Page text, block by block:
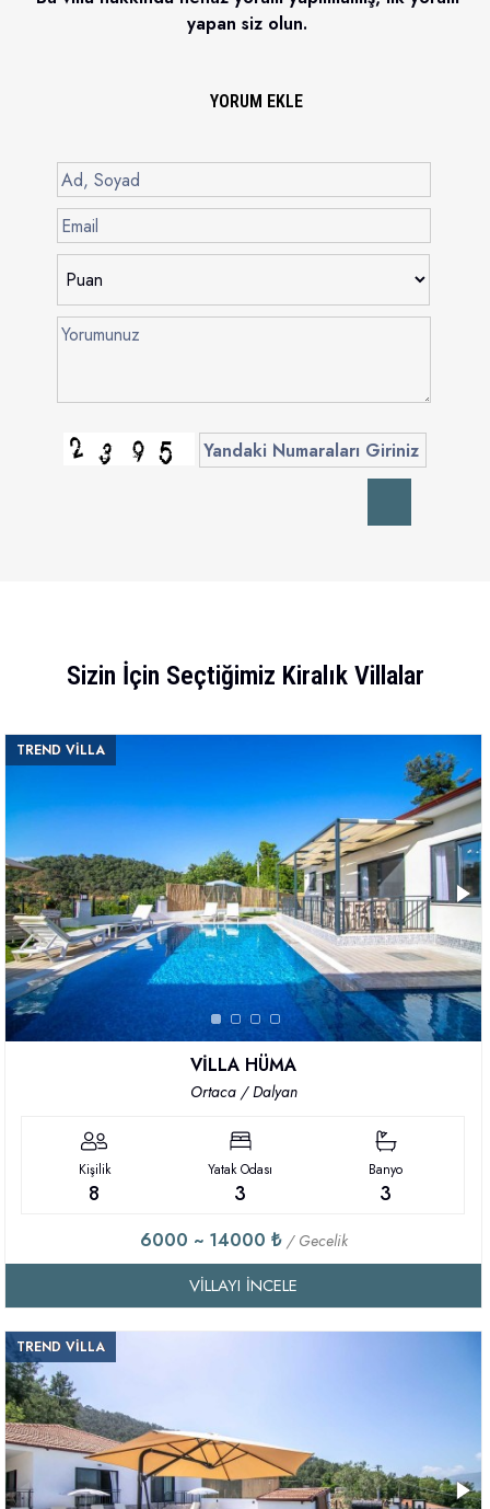
yapan siz olun.
YORUM EKLE
Sizin İçin Seçtiğimiz Kiralık Villalar
TREND VİLLA
VİLLA HÜMA
Ortaca / Dalyan
Kişilik
8
Yatak Odası
3
Banyo
3
6000 ~ 14000 ₺ / Gecelik
VILLAYI İNCELE
TREND VİLLA